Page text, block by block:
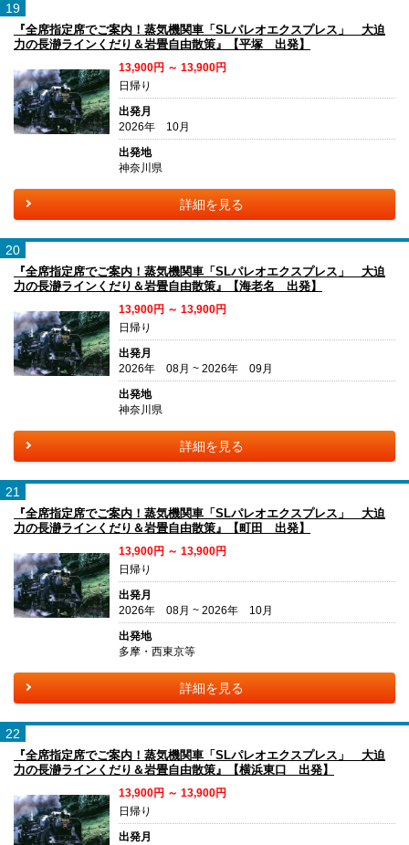
19
『全席指定席でご案内！蒸気機関車「SLパレオエクスプレス」 大迫
力の長瀞ラインくだり＆岩畳自由散策』【平塚 出発】
13,900円 ～ 13,900円
日帰り
出発月
2026年 10月
出発地
神奈川県
詳細を見る
20
『全席指定席でご案内！蒸気機関車「SLパレオエクスプレス」 大迫
力の長瀞ラインくだり＆岩畳自由散策』【海老名 出発】
13,900円 ～ 13,900円
日帰り
出発月
2026年 08月 ~ 2026年 09月
出発地
神奈川県
詳細を見る
21
『全席指定席でご案内！蒸気機関車「SLパレオエクスプレス」 大迫
力の長瀞ラインくだり＆岩畳自由散策』【町田 出発】
13,900円 ～ 13,900円
日帰り
出発月
2026年 08月 ~ 2026年 10月
出発地
多摩・西東京等
詳細を見る
22
『全席指定席でご案内！蒸気機関車「SLパレオエクスプレス」 大迫
力の長瀞ラインくだり＆岩畳自由散策』【横浜東口 出発】
13,900円 ～ 13,900円
日帰り
出発月